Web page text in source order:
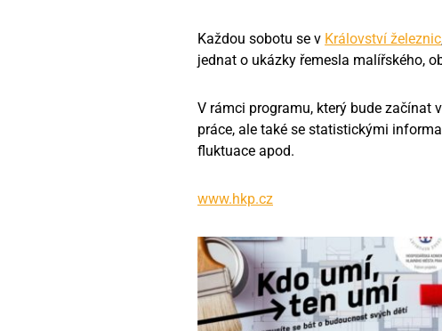
Každou sobotu se v Království železnic
jednat o ukázky řemesla malířského,
V rámci programu, který bude začínat
práce, ale také se statistickými
fluktuace apod.
www.hkp.cz